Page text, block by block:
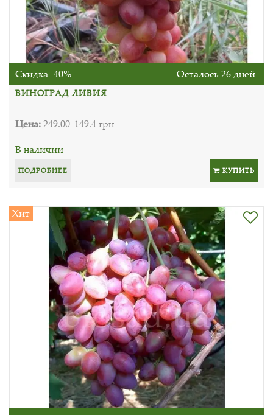
Скидка -40% Осталось 26 дней
ВИНОГРАД ЛИВИЯ
Цена:249.00 149.4 грн
В наличии
ПОДРОБНЕЕ КУПИТЬ
Хит